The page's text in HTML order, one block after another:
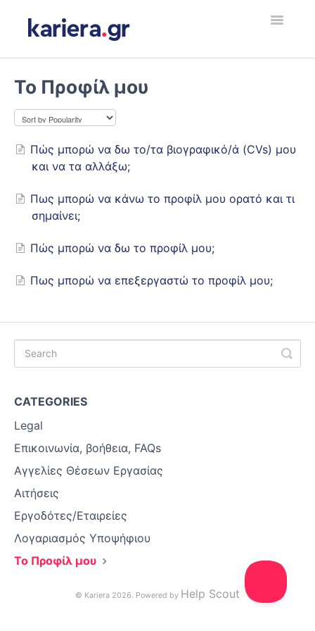
Toggle
Υποψήφιος Εργαζόμενος
Employer
Το Προφίλ μου
Πώς μπορώ να δω το/τα βιογραφικό/ά (CVs) μου
και να τα αλλάξω;
Πως μπορώ να κάνω το προφίλ μου ορατό και τι
σημαίνει;
Πώς μπορώ να δω το προφίλ μου;
Πως μπορώ να επεξεργαστώ το προφίλ μου;
CATEGORIES
Legal
Επικοινωνία, βοήθεια, FAQs
Αγγελίες Θέσεων Εργασίας
Αιτήσεις
Εργοδότες/Εταιρείες
Λογαριασμός Υποψήφιου
Το Προφίλ μου
© Kariera 2026. Powered by Help Scout